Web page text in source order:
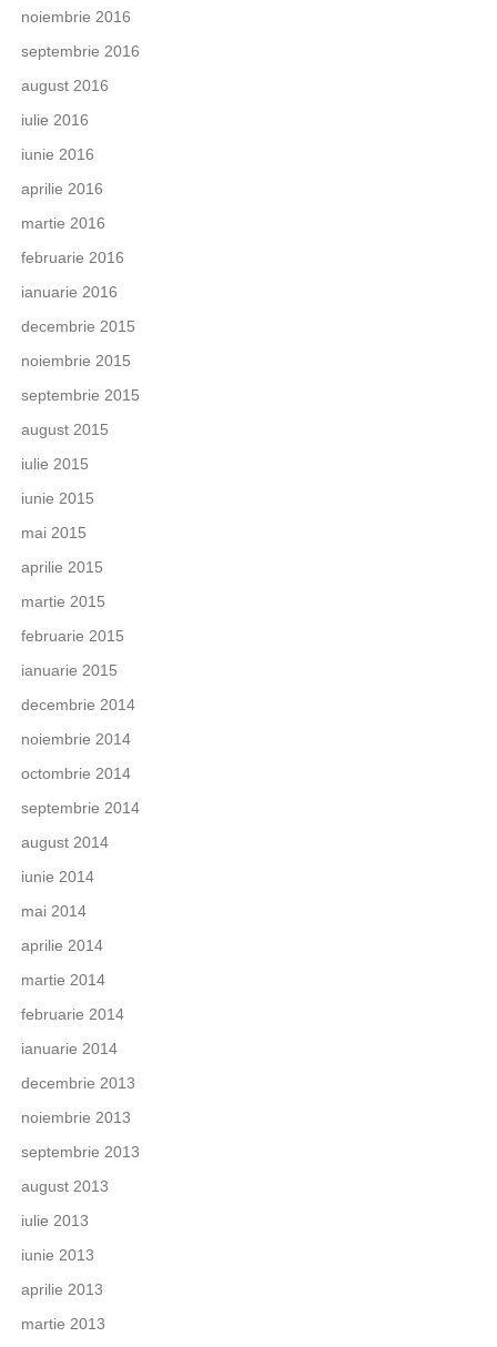
noiembrie 2016
septembrie 2016
august 2016
iulie 2016
iunie 2016
aprilie 2016
martie 2016
februarie 2016
ianuarie 2016
decembrie 2015
noiembrie 2015
septembrie 2015
august 2015
iulie 2015
iunie 2015
mai 2015
aprilie 2015
martie 2015
februarie 2015
ianuarie 2015
decembrie 2014
noiembrie 2014
octombrie 2014
septembrie 2014
august 2014
iunie 2014
mai 2014
aprilie 2014
martie 2014
februarie 2014
ianuarie 2014
decembrie 2013
noiembrie 2013
septembrie 2013
august 2013
iulie 2013
iunie 2013
aprilie 2013
martie 2013